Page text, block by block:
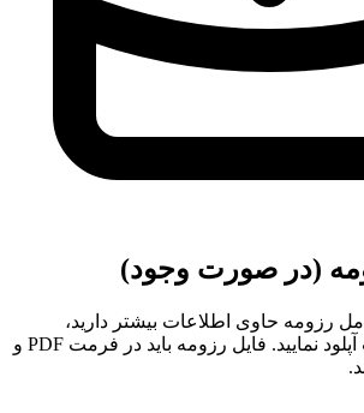
(در صورت وجود)
رزومه حاوی اطلاعات بیشتر دارید،
میتوانید از این قسمت آپلود نمایید. فایل رزومه باید در فرمت PDF و